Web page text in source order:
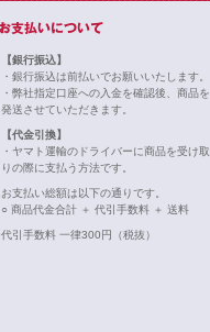
【銀行振込】
・銀行振込は前払いでお願いいたします。
・弊社指定口座への入金を確認後、商品を
発送させていただきます。
【代金引換】
・ヤマト運輸のドライバーに商品を受け取
りの際に支払う方法です。
お支払い総額は以下の通りです。
○ 商品代金合計 ＋ 代引手数料 ＋ 送料
代引手数料 一律300円（税抜）